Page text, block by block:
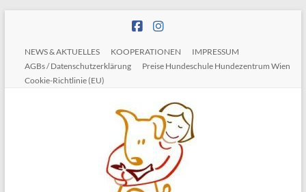
NEWS & AKTUELLES KOOPERATIONEN
IMPRESSUM
AGBs / Datenschutzerklärung
Preise Hundeschule Hundezentrum Wien
Cookie-Richtlinie (EU)